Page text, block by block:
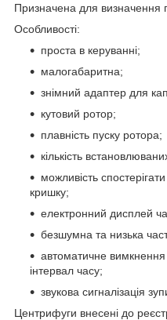
Призначена для визначення
Особливості:
проста в керуванні;
малогабаритна;
знімний адаптер для
кутовий ротор;
плавність пуску ротора;
кількість
можливість
кришку;
електронний дисплей
безшумна та низька
автоматичне
інтервал часу;
звукова сигналізація
Центрифуги внесені до